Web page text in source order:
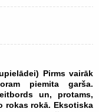
Pirms vairāk
piemita garša.
un, protams,
rokas rokā. Eksotiska